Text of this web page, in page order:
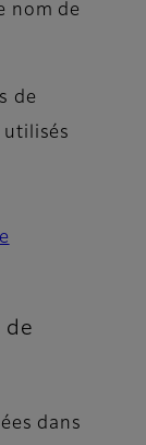
nom de
de
utilisés
de
dans